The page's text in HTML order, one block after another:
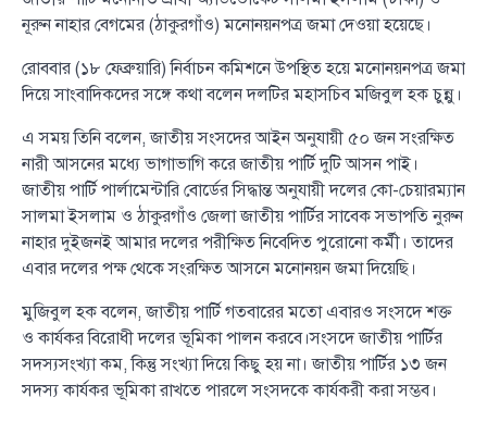
নূরুন নাহার বেগমের (ঠাকুরগাঁও) মনোনয়নপত্র জমা দেওয়া হয়েছে।
রোববার (১৮ ফেব্রুয়ারি) নির্বাচন কমিশনে উপস্থিত হয়ে মনোনয়নপত্র জমা
দিয়ে সাংবাদিকদের সঙ্গে কথা বলেন দলটির মহাসচিব মজিবুল হক চুন্নু।
এ সময় তিনি বলেন, জাতীয় সংসদের আইন অনুযায়ী ৫০ জন সংরক্ষিত
নারী আসনের মধ্যে ভাগাভাগি করে জাতীয় পার্টি দুটি আসন পাই।
জাতীয় পার্টি পার্লামেন্টারি বোর্ডের সিদ্ধান্ত অনুযায়ী দলের কো-চেয়ারম্যান
সালমা ইসলাম ও ঠাকুরগাঁও জেলা জাতীয় পার্টির সাবেক সভাপতি নুরুন
নাহার দুইজনই আমার দলের পরীক্ষিত নিবেদিত পুরোনো কর্মী। তাদের
এবার দলের পক্ষ থেকে সংরক্ষিত আসনে মনোনয়ন জমা দিয়েছি।
মুজিবুল হক বলেন, জাতীয় পার্টি গতবারের মতো এবারও সংসদে শক্ত
ও কার্যকর বিরোধী দলের ভূমিকা পালন করবে।সংসদে জাতীয় পার্টির
সদস্যসংখ্যা কম, কিন্তু সংখ্যা দিয়ে কিছু হয় না। জাতীয় পার্টির ১৩ জন
সদস্য কার্যকর ভূমিকা রাখতে পারলে সংসদকে কার্যকরী করা সম্ভব।